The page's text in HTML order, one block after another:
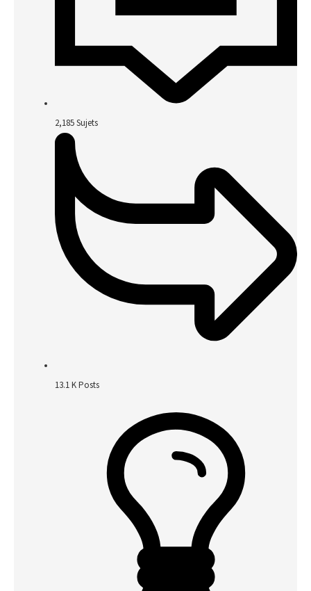
2,185Sujets
13.1 KPosts